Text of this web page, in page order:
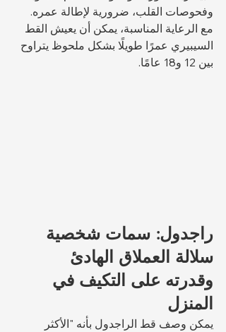
وفحوصات القلب، ضرورية لإطالة عمره.
مع الرعاية المناسبة، يمكن أن يعيش القط
السيبيري عمرًا طويلًا بشكل ملحوظ يتراوح
بين 12 و18 عامًا.
راجدول: سمات شخصية
سلالة العملاق الهادئ
وقدرته على التكيف في
المنزل
يمكن وصف قط الراجدول بأنه "الأكثر